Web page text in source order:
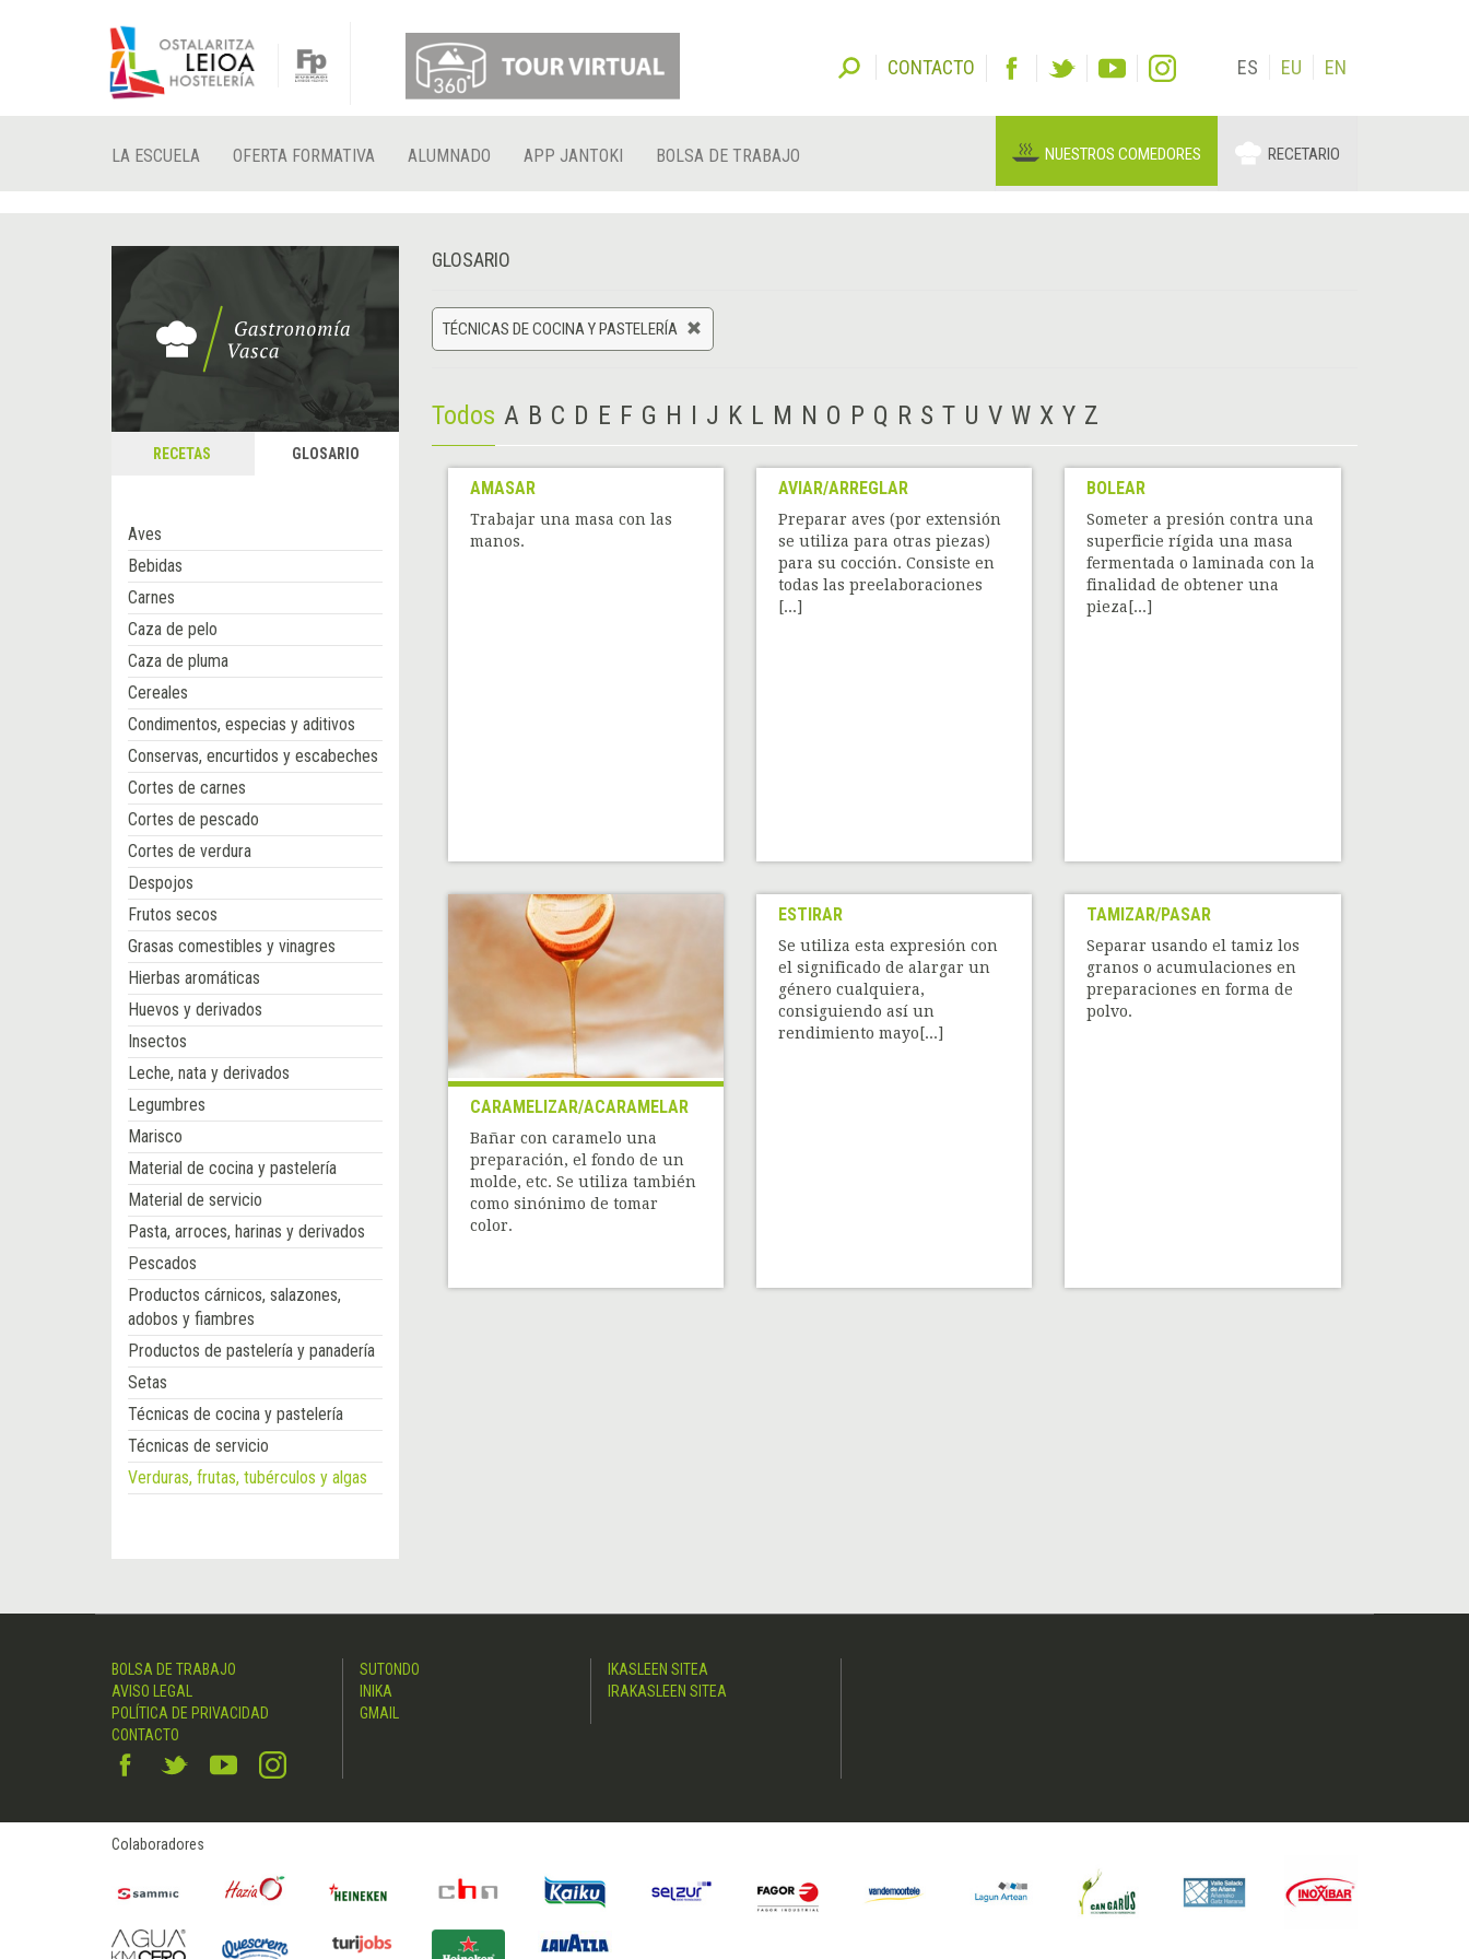
CONTACTO ES EU EN
LA ESCUELA OFERTA FORMATIVA ALUMNADO APP JANTOKI BOLSA DE TRABAJO NUESTROS COMEDORES RECETARIO
RECETAS GLOSARIO
Aves
Bebidas
Carnes
Caza de pelo
Caza de pluma
Cereales
Condimentos, especias y aditivos
Conservas, encurtidos y escabeches
Cortes de carnes
Cortes de pescado
Cortes de verdura
Despojos
Frutos secos
Grasas comestibles y vinagres
Hierbas aromáticas
Huevos y derivados
Insectos
Leche, nata y derivados
Legumbres
Marisco
Material de cocina y pastelería
Material de servicio
Pasta, arroces, harinas y derivados
Pescados
Productos cárnicos, salazones,
adobos y fiambres
Productos de pastelería y panadería
Setas
Técnicas de cocina y pastelería
Técnicas de servicio
Verduras, frutas, tubérculos y algas
GLOSARIO
TÉCNICAS DE COCINA Y PASTELERÍA
Todos A B C D E F G H I J K L M N O P Q R S T U V W X Y Z
AMASAR
Trabajar una masa con las
manos.
AVIAR/ARREGLAR
Preparar aves (por extensión
se utiliza para otras piezas)
para su cocción. Consiste en
todas las preelaboraciones
[...]
BOLEAR
Someter a presión contra una
superficie rígida una masa
fermentada o laminada con la
finalidad de obtener una
pieza[...]
CARAMELIZAR/ACARAMELAR
Bañar con caramelo una
preparación, el fondo de un
molde, etc. Se utiliza también
como sinónimo de tomar
color.
ESTIRAR
Se utiliza esta expresión con
el significado de alargar un
género cualquiera,
consiguiendo así un
rendimiento mayo[...]
TAMIZAR/PASAR
Separar usando el tamiz los
granos o acumulaciones en
preparaciones en forma de
polvo.
BOLSA DE TRABAJO
AVISO LEGAL
POLÍTICA DE PRIVACIDAD
CONTACTO
SUTONDO
INIKA
GMAIL
IKASLEEN SITEA
IRAKASLEEN SITEA
Colaboradores